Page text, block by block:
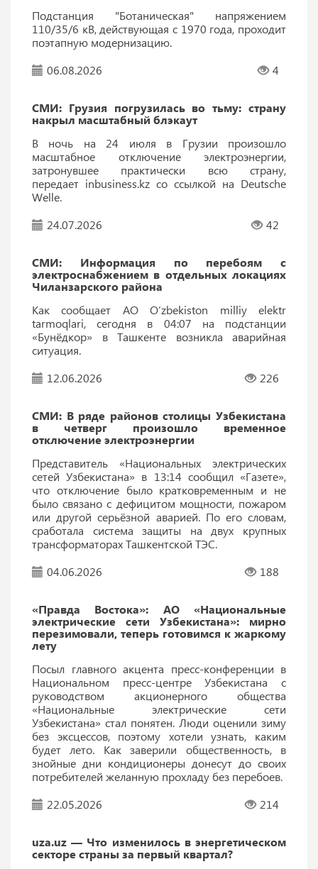
Подстанция "Ботаническая" напряжением
110/35/6 кВ, действующая с 1970 года, проходит
поэтапную модернизацию.
06.08.2026
4
СМИ: Грузия погрузилась во тьму: страну
накрыл масштабный блэкаут
В ночь на 24 июля в Грузии произошло
масштабное отключение электроэнергии,
затронувшее практически всю страну,
передает inbusiness.kz со ссылкой на Deutsche
Welle.
24.07.2026
42
СМИ: Информация по перебоям с
электроснабжением в отдельных локациях
Чиланзарского района
Как сообщает АО O‘zbekiston milliy elektr
tarmoqlari, сегодня в 04:07 на подстанции
«Бунёдкор» в Ташкенте возникла аварийная
ситуация.
12.06.2026
226
СМИ: В ряде районов столицы Узбекистана
в четверг произошло временное
отключение электроэнергии
Представитель «Национальных электрических
сетей Узбекистана» в 13:14 сообщил «Газете»,
что отключение было кратковременным и не
было связано с дефицитом мощности, пожаром
или другой серьёзной аварией. По его словам,
сработала система защиты на двух крупных
трансформаторах Ташкентской ТЭС.
04.06.2026
188
«Правда Востока»: АО «Национальные
электрические сети Узбекистана»: мирно
перезимовали, теперь готовимся к жаркому
лету
Посыл главного акцента пресс-конференции в
Национальном пресс-центре Узбекистана с
руководством акционерного общества
«Национальные электрические сети
Узбекистана» стал понятен. Люди оценили зиму
без эксцессов, поэтому хотели узнать, каким
будет лето. Как заверили общественность, в
знойные дни кондиционеры донесут до своих
потребителей желанную прохладу без перебоев.
22.05.2026
214
uza.uz — Что изменилось в энергетическом
секторе страны за первый квартал?